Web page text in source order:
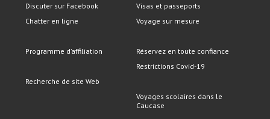
Discuter sur Facebook
Chatter en ligne
Programme d’affiliation
Recherche de site Web
Visas et passeports
Voyage sur mesure
Réservez en toute confiance
Restrictions Covid-19
Voyages scolaires dans le
Caucase